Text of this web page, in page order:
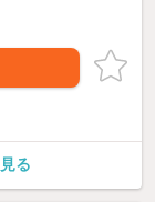
る